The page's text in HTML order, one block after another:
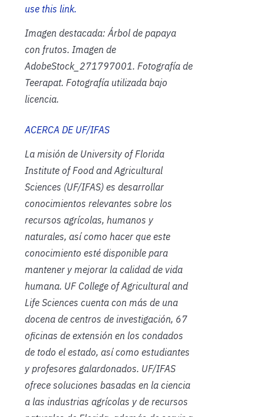
use this link.
Imagen destacada: Árbol de papaya
con frutos. Imagen de
AdobeStock_271797001. Fotografía de
Teerapat. Fotografía utilizada bajo
licencia.
ACERCA DE UF/IFAS
La misión de University of Florida
Institute of Food and Agricultural
Sciences (UF/IFAS) es desarrollar
conocimientos relevantes sobre los
recursos agrícolas, humanos y
naturales, así como hacer que este
conocimiento esté disponible para
mantener y mejorar la calidad de vida
humana. UF College of Agricultural and
Life Sciences cuenta con más de una
docena de centros de investigación, 67
oficinas de extensión en los condados
de todo el estado, así como estudiantes
y profesores galardonados. UF/IFAS
ofrece soluciones basadas en la ciencia
a las industrias agrícolas y de recursos